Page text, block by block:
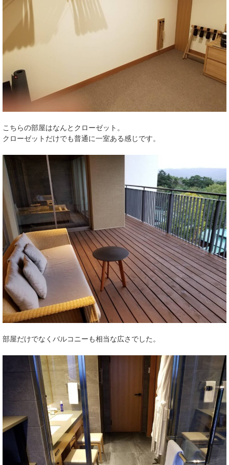
こちらの部屋はなんとクローゼット。
クローゼットだけでも普通に一室ある感じです。
部屋だけでなくバルコニーも相当な広さでした。